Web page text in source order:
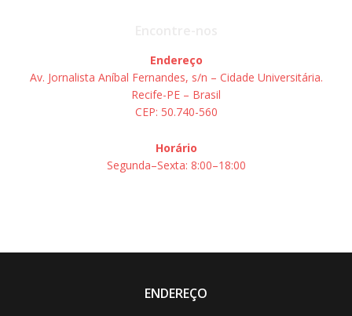
Endereço
Av. Jornalista Aníbal Fernandes, s/n – Cidade Universitária.
Recife-PE – Brasil
CEP: 50.740-560
Horário
Segunda–Sexta: 8:00–18:00
ENDEREÇO